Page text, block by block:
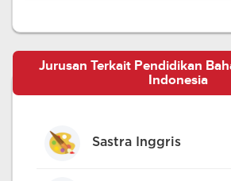
Jurusan Terkait Pendidikan
Indonesia
Sastra Inggris